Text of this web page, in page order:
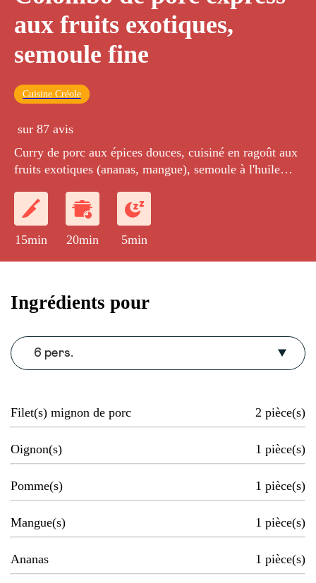
aux fruits exotiques,
semoule fine
Cuisine Créole
sur 87 avis
Curry de porc aux épices douces, cuisiné en ragoût aux
fruits exotiques (ananas, mangue), semoule à l'huile
15min 20min 5min
Ingrédients pour
6 pers.
Filet(s) mignon de porc 2 pièce(s)
Oignon(s) 1 pièce(s)
Pomme(s) 1 pièce(s)
Mangue(s) 1 pièce(s)
Ananas 1 pièce(s)